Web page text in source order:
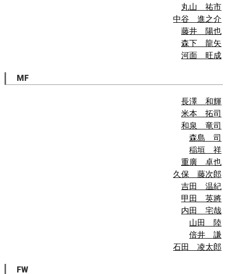
丸山 祐市
中谷 進之介
藤井 陽也
森下 龍矢
河面 旺成
MF
長澤 和輝
米本 拓司
和泉 竜司
森島 司
稲垣 祥
重廣 卓也
久保 藤次郎
吉田 温紀
甲田 英將
内田 宅哉
山田 陸
倍井 謙
石田 凌太郎
FW